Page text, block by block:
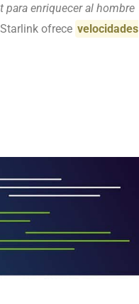
para enriquecer al hombre
ofrece velocidades